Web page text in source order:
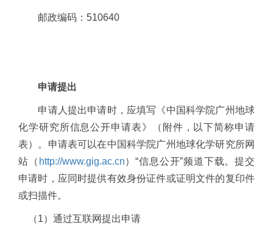
邮政编码： 510640
申请提出
申请人提出申请时，应填写《中国科学院广州地球
化学研究所信息公开申请表》（附件，以下简称申请
表）。申请表可以在中国科学院广州地球化学研究所网
站（ http://www.gig.ac.cn）“信息公开”频道下载。提交
申请时，应同时提供有效身份证件或证明文件的复印件
或扫描件。
（1）通过互联网提出申请